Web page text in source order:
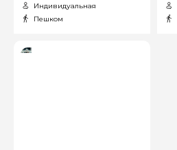
Индивидуальная
Пешком